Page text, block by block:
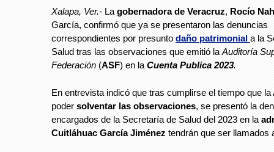
Xalapa, Ver.- La gobernadora de Veracruz, Rocío
García, confirmó que ya se presentaron las denuncias
correspondientes por presunto daño patrimonial a la
Salud tras las observaciones que emitió la Auditoría
Federación (ASF) en la Cuenta Publica 2023.
En entrevista indicó que tras cumplirse el tiempo que la
poder solventar las observaciones, se presentó la
encargados de la Secretaría de Salud del 2023 en la
Cuitláhuac García Jiménez tendrán que ser llamados